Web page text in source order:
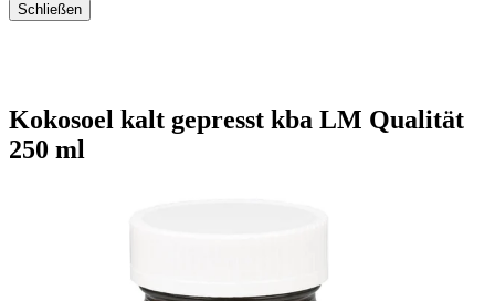
Schließen
Kokosoel kalt gepresst kba LM Qualität
250 ml